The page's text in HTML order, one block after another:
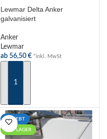
Lewmar Delta Anker
galvanisiert
Anker
Lewmar
ab 56,50 € *inkl. MwSt
BELIEBT
AUF LAGER